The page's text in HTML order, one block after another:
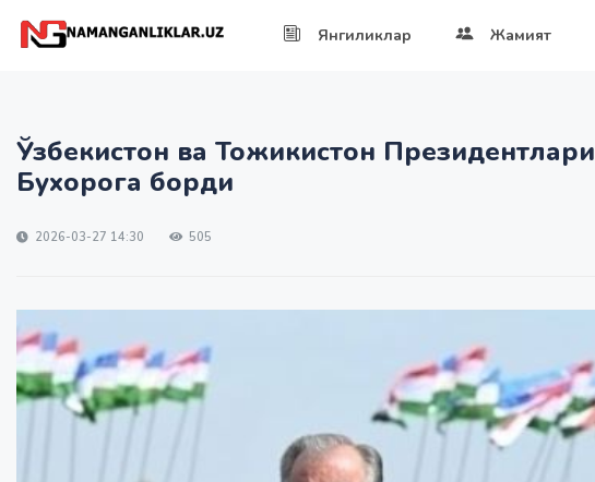
Янгиликлар Жамият
Ўзбекистон ва Тожикистон Президентлари
Бухорога борди
2026-03-27 14:30 505